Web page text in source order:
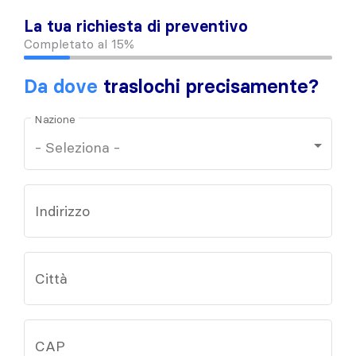
La tua richiesta di preventivo
Completato al 15%
Da dove traslochi precisamente?
Nazione
Indirizzo
Città
CAP